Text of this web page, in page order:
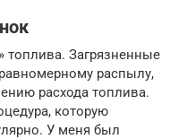
топлива. Загрязненные
распылу,
расхода топлива.
которую
У меня был